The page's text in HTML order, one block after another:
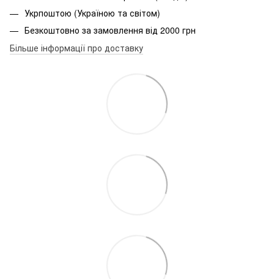
Укрпоштою (Україною та світом)
Безкоштовно за замовлення від 2000 грн
Більше інформації про доставку